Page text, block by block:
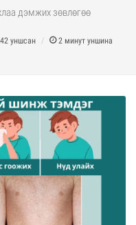
дэмжих зөвлөгөө
уншсан 2 минут уншина